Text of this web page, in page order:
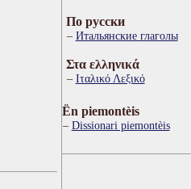
По русски
Итальянские глаголы
Στα ελληνικά
Ιταλικό Λεξικό
Ën piemontèis
Dissionari piemontèis